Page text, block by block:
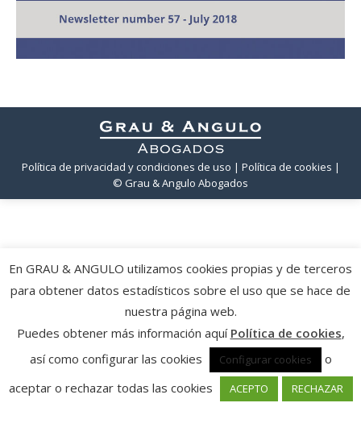
Política de privacidad y condiciones de uso | Política de cookies |
© Grau & Angulo Abogados
En GRAU & ANGULO utilizamos cookies propias y de terceros
para obtener datos estadísticos sobre el uso que se hace de
nuestra página web.
Puedes obtener más información aquí Política de cookies,
así como configurar las cookies
Configurar cookies
o
aceptar o rechazar todas las cookies
ACEPTO RECHAZAR